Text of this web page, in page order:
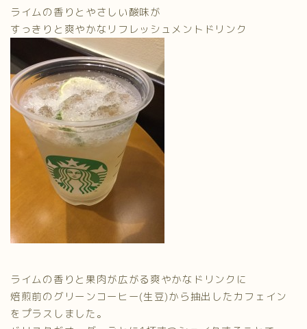
ライムの香りとやさしい酸味が
すっきりと爽やかなリフレッシュメントドリンク
ライムの香りと果肉が広がる爽やかなドリンクに
焙煎前のグリーンコーヒー(生豆)から抽出したカフェイン
をプラスしました。